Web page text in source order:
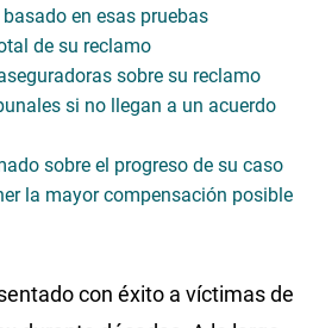
en esas pruebas
de su reclamo
sobre su reclamo
si no llegan a un acuerdo
sobre el progreso de su caso
la mayor compensación posible
con éxito a víctimas de